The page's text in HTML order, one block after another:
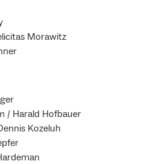
Morawitz
/ Harald Hofbauer
Kozeluh